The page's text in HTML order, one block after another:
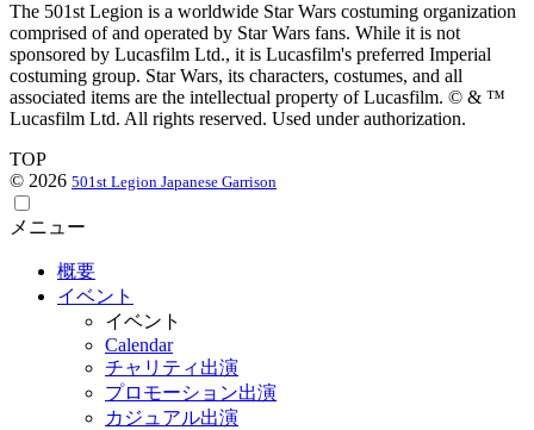
The 501st Legion is a worldwide Star Wars costuming organization
comprised of and operated by Star Wars fans. While it is not
sponsored by Lucasfilm Ltd., it is Lucasfilm's preferred Imperial
costuming group. Star Wars, its characters, costumes, and all
associated items are the intellectual property of Lucasfilm. © & ™
Lucasfilm Ltd. All rights reserved. Used under authorization.
TOP
© 2026 501st Legion Japanese Garrison
メニュー
概要
イベント
イベント
Calendar
チャリティ出演
プロモーション出演
カジュアル出演